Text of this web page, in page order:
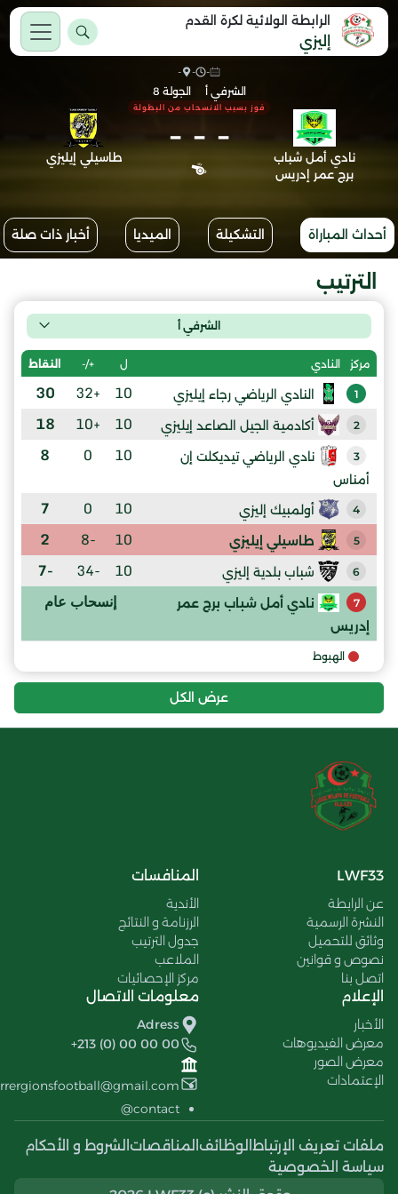
الرابطة الولائية لكرة القدم
إليزي
-
-
-
الشرفي أ
الجولة 8
نادي أمل شباب
برج عمر إدريس
-
-
-
فوز بسبب الانسحاب من البطولة
طاسيلي إيليزي
أحداث المباراة التشكيلة الميديا أخبار ذات صلة
الترتيب
الشرفي أ
مركز النادي ل +/- النقاط
1 النادي الرياضي رجاء إيليزي 10
+32
30
2 أكادمية الجيل الصاعد إيليزي 10
+10
18
3
نادي الرياضي تيديكلت إن
أمناس
10
0
8
4 أولمبيك إليزي 10
0
7
5 طاسيلي إيليزي 10
-8
2
6 شباب بلدية إليزي 10
-34
-7
7
نادي أمل شباب برج عمر
إدريس
إنسحاب عام
الهبوط
عرض الكل
LWF33
عن الرابطة
النشرة الرسمية
وثائق للتحميل
نصوص و قوانين
اتصل بنا
المنافسات
الأندية
الرزنامة و النتائج
جدول الترتيب
الملاعب
مركز الإحصائيات
الإعلام
الأخبار
معرض الفيديوهات
معرض الصور
الإعتمادات
معلومات الاتصال
Adress
+213 (0) 00 00 00
contact@
ملفات تعريف الإرتباط الوظائف المناقصات الشروط و الأحكام
سياسة الخصوصية